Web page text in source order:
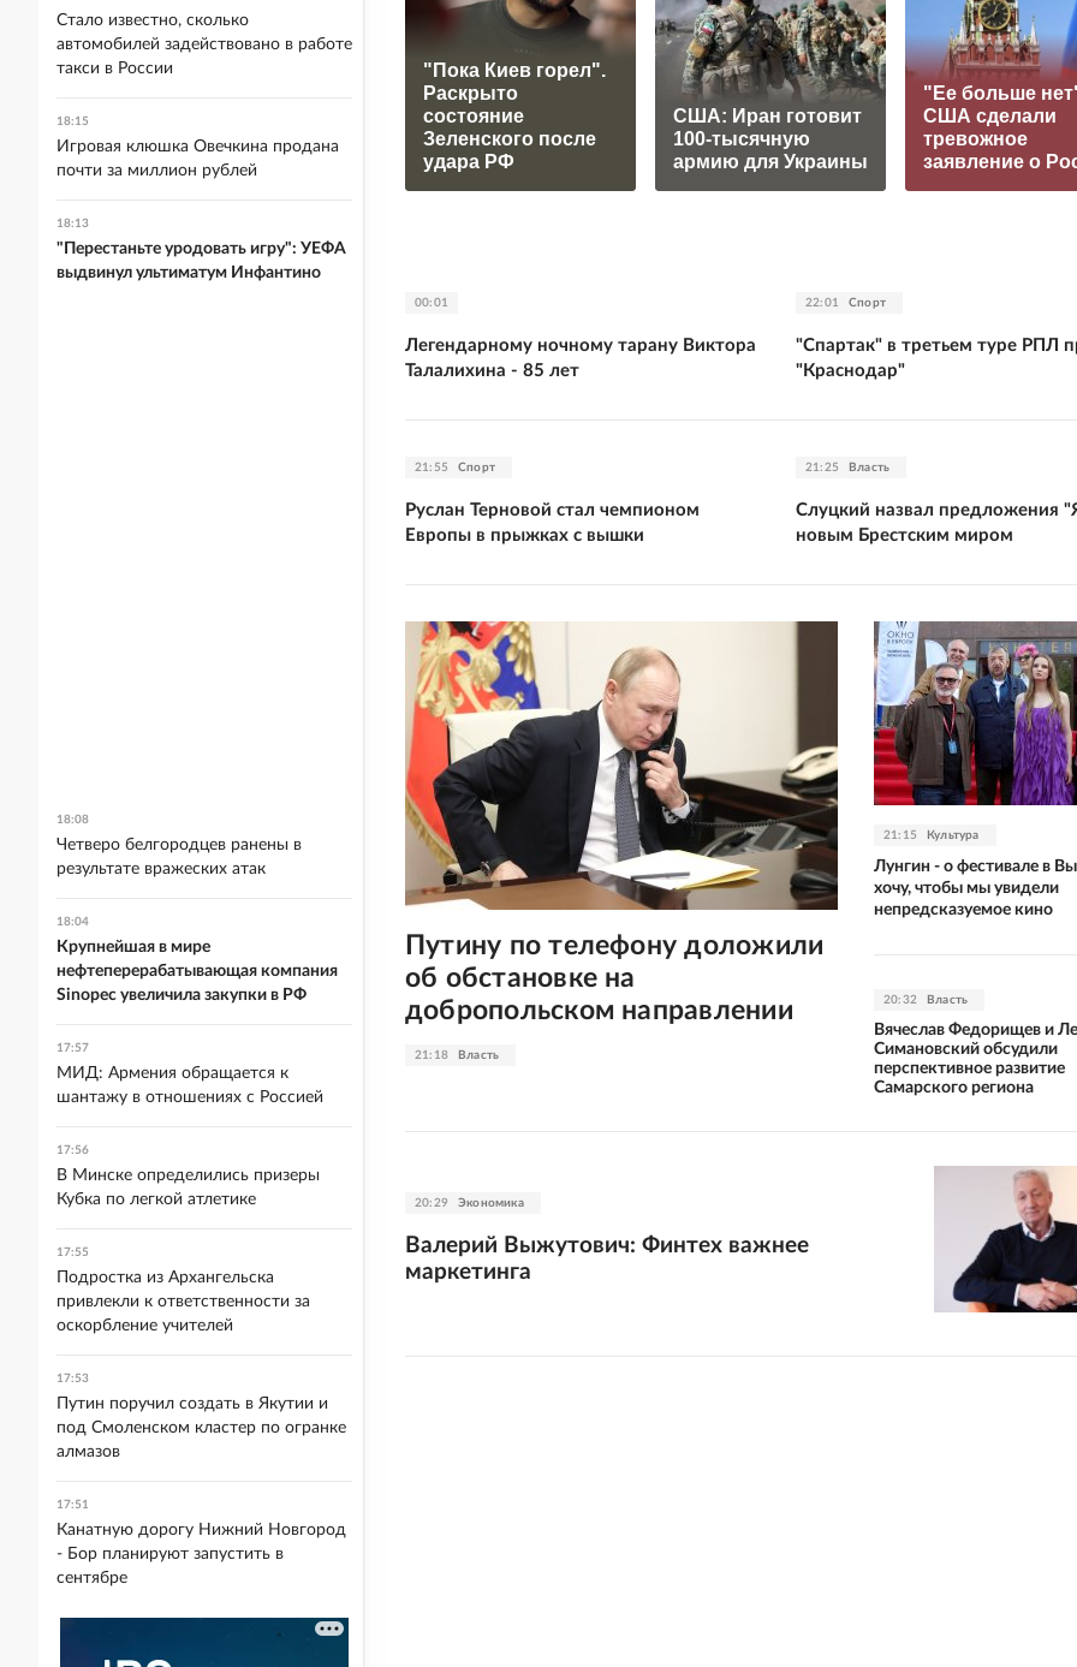
"Пока Киев горел".
Раскрыто
состояние
Зеленского после
удара РФ
США: Иран готовит
100-тысячную
армию для Украины
"Ее больше
США сделали
тревожное
заявление о
00:01
Легендарному ночному тарану Виктора
Талалихина - 85 лет
22:01 Спорт
"Спартак" в третьем туре РПЛ
"Краснодар"
21:55 Спорт
Руслан Терновой стал чемпионом
Европы в прыжках с вышки
21:25 Власть
Слуцкий назвал предложения
новым Брестским миром
21:18 Власть
Путину по телефону доложили
об обстановке на
добропольском направлении
21:15 Культура
Лунгин - о фестивале в
хочу, чтобы мы увидели
непредсказуемое кино
20:32 Власть
Вячеслав Федорищев и
Симановский обсудили
перспективное развитие
Самарского региона
20:29 Экономика
Валерий Выжутович: Финтех важнее
маркетинга
Стало известно, сколько
автомобилей задействовано в работе
такси в России
18:15
Игровая клюшка Овечкина продана
почти за миллион рублей
18:13
"Перестаньте уродовать игру": УЕФА
выдвинул ультиматум Инфантино
18:08
Четверо белгородцев ранены в
результате вражеских атак
18:04
Крупнейшая в мире
нефтеперерабатывающая компания
Sinopec увеличила закупки в РФ
17:57
МИД: Армения обращается к
шантажу в отношениях с Россией
17:56
В Минске определились призеры
Кубка по легкой атлетике
17:55
Подростка из Архангельска
привлекли к ответственности за
оскорбление учителей
17:53
Путин поручил создать в Якутии и
под Смоленском кластер по огранке
алмазов
17:51
Канатную дорогу Нижний Новгород
- Бор планируют запустить в
сентябре